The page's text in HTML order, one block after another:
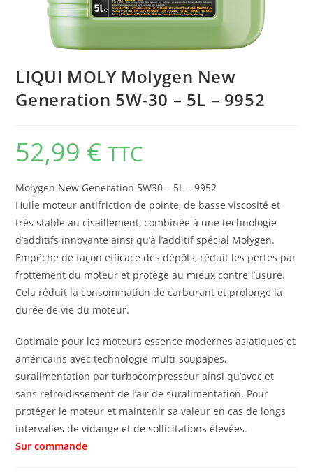
LIQUI MOLY Molygen New
Generation 5W-30 – 5L – 9952
52,99 € TTC
Molygen New Generation 5W30 – 5L – 9952
Huile moteur antifriction de pointe, de basse viscosité et
très stable au cisaillement, combinée à une technologie
d’additifs innovante ainsi qu’à l’additif spécial Molygen.
Empêche de façon efficace des dépôts, réduit les pertes par
frottement du moteur et protège au mieux contre l’usure.
Cela réduit la consommation de carburant et prolonge la
durée de vie du moteur.
Optimale pour les moteurs essence modernes asiatiques et
américains avec technologie multi-soupapes,
suralimentation par turbocompresseur ainsi qu’avec et
sans refroidissement de l’air de suralimentation. Pour
protéger le moteur et maintenir sa valeur en cas de longs
intervalles de vidange et de sollicitations élevées.